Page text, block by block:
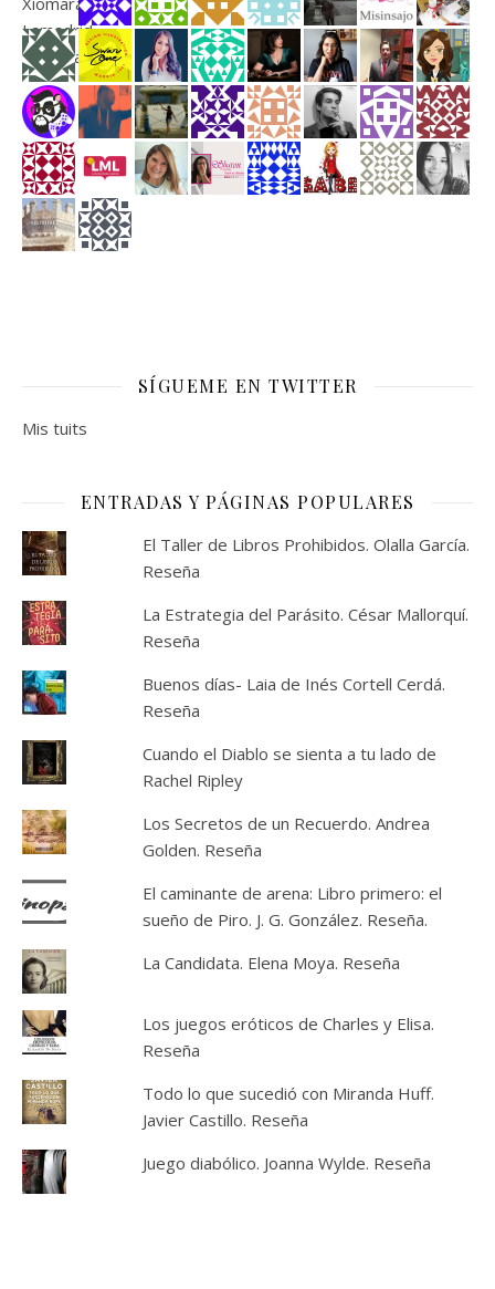
SÍGUEME EN TWITTER
Mis tuits
ENTRADAS Y PÁGINAS POPULARES
El Taller de Libros Prohibidos. Olalla García.
Reseña
La Estrategia del Parásito. César Mallorquí.
Reseña
Buenos días- Laia de Inés Cortell Cerdá.
Reseña
Cuando el Diablo se sienta a tu lado de
Rachel Ripley
Los Secretos de un Recuerdo. Andrea
Golden. Reseña
El caminante de arena: Libro primero: el
sueño de Piro. J. G. González. Reseña.
La Candidata. Elena Moya. Reseña
Los juegos eróticos de Charles y Elisa.
Reseña
Todo lo que sucedió con Miranda Huff.
Javier Castillo. Reseña
Juego diabólico. Joanna Wylde. Reseña